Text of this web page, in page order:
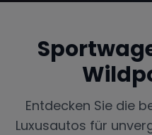
Entdecken Sie die
Luxusautos für